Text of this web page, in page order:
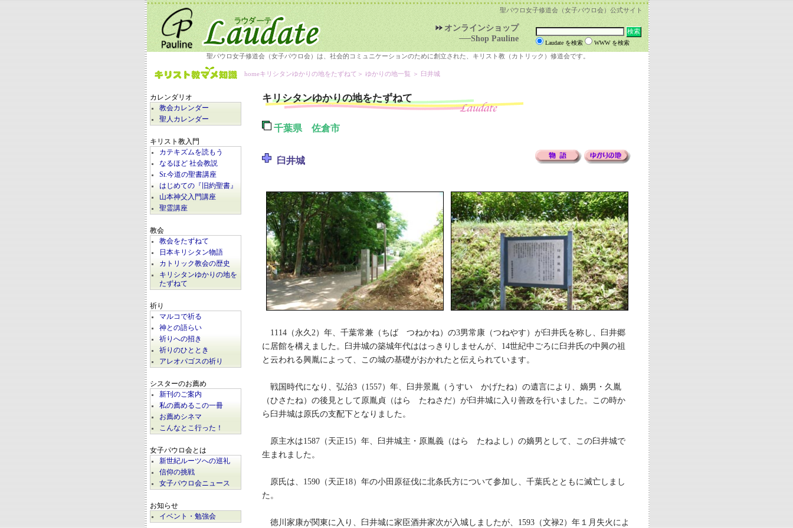
聖パウロ女子修道会（女子パウロ会）公式サイト
オンラインショップ
──Shop Pauline
Laudate を検索 WWW を検索
聖パウロ女子修道会（女子パウロ会）は、社会的コミュニケーションのために創立された、キリスト教（カトリック）修道会です。
カレンダリオ
教会カレンダー
聖人カレンダー
キリスト教入門
カテキズムを読もう
なるほど 社会教説
Sr.今道の聖書講座
はじめての『旧約聖書』
山本神父入門講座
聖霊講座
教会
教会をたずねて
日本キリシタン物語
カトリック教会の歴史
キリシタンゆかりの地を
たずねて
祈り
マルコで祈る
神との語らい
祈りへの招き
祈りのひととき
アレオパゴスの祈り
シスターのお薦め
新刊のご案内
私の薦めるこの一冊
お薦めシネマ
こんなとこ行った！
女子パウロ会とは
新世紀ルーツへの巡礼
信仰の挑戦
女子パウロ会ニュース
お知らせ
イベント・勉強会
homeキリシタンゆかりの地をたずねて ＞ ゆかりの地一覧 ＞ 臼井城
キリシタンゆかりの地をたずねて
千葉県 佐倉市
臼井城
1114（永久2）年、千葉常兼（ちば つねかね）の3男常康（つねやす）が臼井氏を称し、臼井郷
に居館を構えました。臼井城の築城年代ははっきりしませんが、14世紀中ごろに臼井氏の中興の祖
と云われる興胤によって、この城の基礎がおかれたと伝えられています。
戦国時代になり、弘治3（1557）年、臼井景胤（うすい かげたね）の遺言により、嫡男・久胤
（ひさたね）の後見として原胤貞（はら たねさだ）が臼井城に入り善政を行いました。この時か
ら臼井城は原氏の支配下となりました。
原主水は1587（天正15）年、臼井城主・原胤義（はら たねよし）の嫡男として、この臼井城で
生まれました。
原氏は、1590（天正18）年の小田原征伐に北条氏方について参加し、千葉氏とともに滅亡しまし
た。
徳川家康が関東に入り、臼井城に家臣酒井家次が入城しましたが、1593（文禄2）年１月失火によ